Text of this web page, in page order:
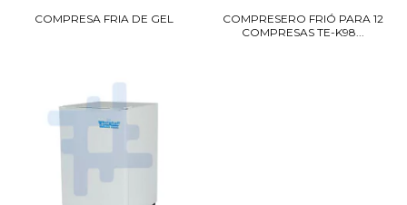
COMPRESA FRIA DE GEL
COMPRESERO FRIÓ PARA 12
COMPRESAS TE-K98...